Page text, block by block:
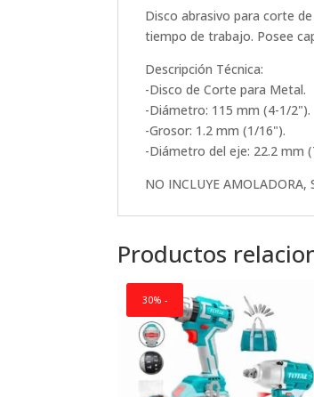
Disco abrasivo para corte
tiempo de trabajo. Posee
Descripción Técnica:
-Disco de Corte para Metal.
-Diámetro: 115 mm (4-1/2").
-Grosor: 1.2 mm (1/16").
-Diámetro del eje: 22.2 mm
NO INCLUYE AMOLADORA,
Productos
30% -